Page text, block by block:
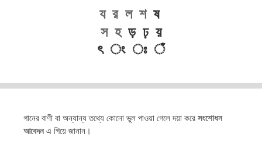
য র ল শষ
স হড় ঢ় য়
ৎ ং ঃ ঁ
গানের বাণী বা অন্যান্য তথ্যে কোনো ভুল পাওয়া গেলে দয়া করে সংশোধন
আবেদনএ গিয়ে জানান।